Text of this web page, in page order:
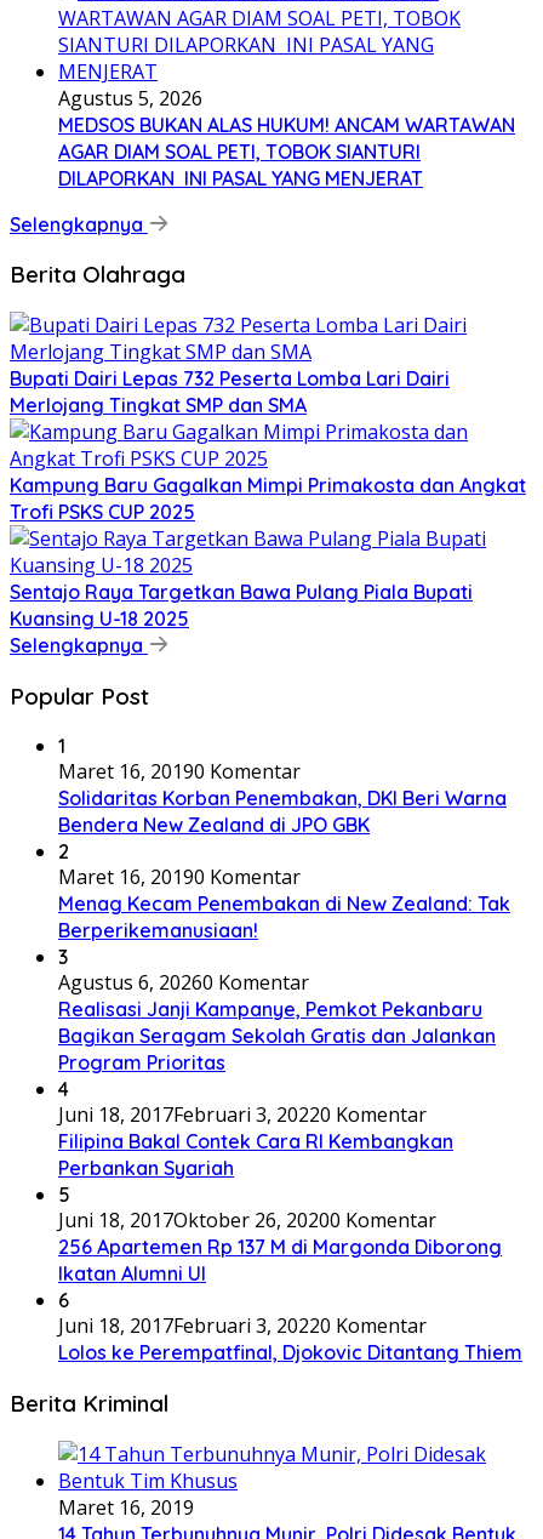
Agustus 5, 2026
MEDSOS BUKAN ALAS HUKUM! ANCAM WARTAWAN
AGAR DIAM SOAL PETI, TOBOK SIANTURI
DILAPORKAN INI PASAL YANG MENJERAT
Selengkapnya
Berita Olahraga
Bupati Dairi Lepas 732 Peserta Lomba Lari Dairi
Merlojang Tingkat SMP dan SMA
Kampung Baru Gagalkan Mimpi Primakosta dan Angkat
Trofi PSKS CUP 2025
Sentajo Raya Targetkan Bawa Pulang Piala Bupati
Kuansing U-18 2025
Selengkapnya
Popular Post
1
Maret 16, 20190 Komentar
Solidaritas Korban Penembakan, DKI Beri Warna
Bendera New Zealand di JPO GBK
2
Maret 16, 20190 Komentar
Menag Kecam Penembakan di New Zealand: Tak
Berperikemanusiaan!
3
Agustus 6, 20260 Komentar
Realisasi Janji Kampanye, Pemkot Pekanbaru
Bagikan Seragam Sekolah Gratis dan Jalankan
Program Prioritas
4
Juni 18, 2017Februari 3, 20220 Komentar
Filipina Bakal Contek Cara RI Kembangkan
Perbankan Syariah
5
Juni 18, 2017Oktober 26, 20200 Komentar
256 Apartemen Rp 137 M di Margonda Diborong
Ikatan Alumni UI
6
Juni 18, 2017Februari 3, 20220 Komentar
Lolos ke Perempatfinal, Djokovic Ditantang Thiem
Berita Kriminal
Maret 16, 2019
14 Tahun Terbunuhnya Munir, Polri Didesak Bentuk